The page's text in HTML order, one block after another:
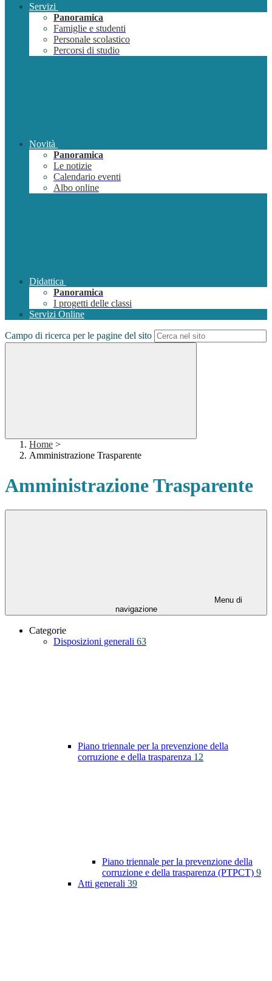
Servizi
Panoramica
Famiglie e studenti
Personale scolastico
Percorsi di studio
Novità
Panoramica
Le notizie
Calendario eventi
Albo online
Didattica
Panoramica
I progetti delle classi
Servizi Online
Campo di ricerca per le pagine del sito
Home >
Amministrazione Trasparente
Amministrazione Trasparente
Menu di
navigazione
Categorie
Disposizioni generali 63
Piano triennale per la prevenzione della
corruzione e della trasparenza 12
Piano triennale per la prevenzione della
corruzione e della trasparenza (PTPCT) 9
Atti generali 39